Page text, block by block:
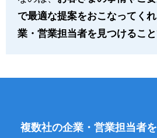
で最適な提案をおこなってく
業・営業担当者を見つけること
複数社の企業・営業担当者